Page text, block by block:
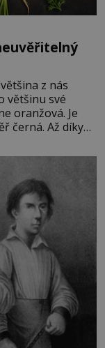
z nás
většinu své
oranžová. Je
černá. Až díky
představit.